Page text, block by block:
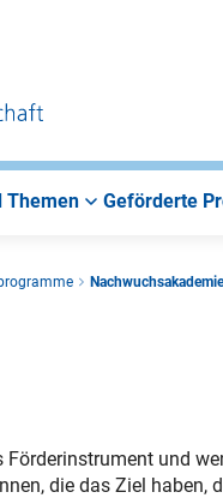
Themen Geförderte
Nachwuchsakademie
und
die das Ziel haben,